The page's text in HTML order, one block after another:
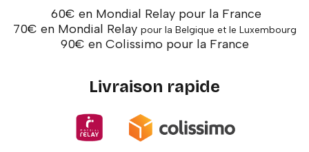
60€ en Mondial Relay pour la France
70€ en Mondial Relay pour la Belgique et le Luxembourg
90€ en Colissimo pour la France
Livraison rapide